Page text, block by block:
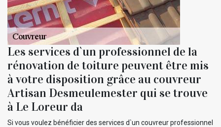
Les services d`un professionnel de la
rénovation de toiture peuvent être mis
à votre disposition grâce au couvreur
Artisan Desmeulemester qui se trouve
à Le Loreur da
Si vous voulez bénéficier des services d`un couvreur professionnel